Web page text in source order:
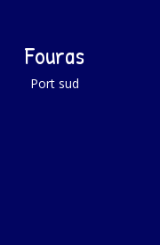
Fouras
Port sud